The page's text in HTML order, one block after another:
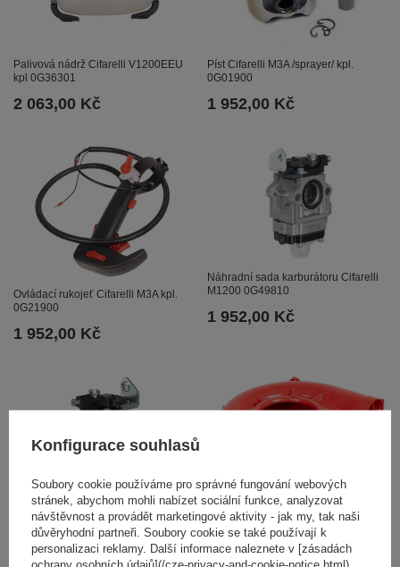
Palivová nádrž Cifarelli V1200EEU
kpl 0G36301
2 063,00 Kč
Píst Cifarelli M3A /sprayer/ kpl.
0G01900
1 952,00 Kč
Ovládací rukojeť Cifarelli M3A kpl.
0G21900
1 952,00 Kč
Náhradní sada karburátoru Cifarelli
M1200 0G49810
1 952,00 Kč
Náhradní sada karburátoru Cifarelli
BL1200 0G50310
1 952,00 Kč
Kryt ventilátoru Cifarelli V1200 kpl.
0G29302
1 941,00 Kč
Konfigurace souhlasů
Soubory cookie používáme pro správné fungování webových
stránek, abychom mohli nabízet sociální funkce, analyzovat
návštěvnost a provádět marketingové aktivity - jak my, tak naši
důvěryhodní partneři. Soubory cookie se také používají k
personalizaci reklamy. Další informace naleznete v [zásadách